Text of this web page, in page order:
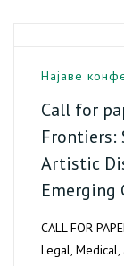
Најаве
Call for
Frontiers:
Artistic
Emerging
CALL FOR
Legal,